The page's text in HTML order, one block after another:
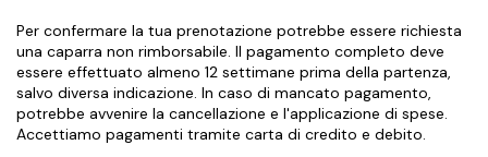
Per confermare la tua prenotazione potrebbe essere richiesta
una caparra non rimborsabile. Il pagamento completo deve
essere effettuato almeno 12 settimane prima della partenza,
salvo diversa indicazione. In caso di mancato pagamento,
potrebbe avvenire la cancellazione e l'applicazione di spese.
Accettiamo pagamenti tramite carta di credito e debito.